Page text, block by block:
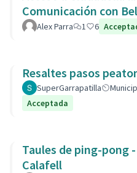
Comunicación con
Alex Parra 1 6
Resaltes pasos
SuperGarrapatilla
Acceptada
Taules de ping-pong
Calafell